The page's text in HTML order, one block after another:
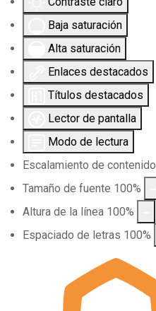
Baja saturación
Alta saturación
Enlaces destacados
Títulos destacados
Lector de pantalla
Modo de lectura
Escalamiento de contenido
Tamaño de fuente 100%
Altura de la línea 100%
Espaciado de letras 100%